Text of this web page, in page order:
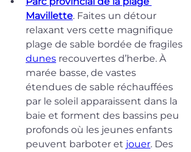
Mavillette. Faites un détour
relaxant vers cette magnifique
plage de sable bordée de fragiles
dunes recouvertes d’herbe. À
marée basse, de vastes
étendues de sable réchauffées
par le soleil apparaissent dans la
baie et forment des bassins peu
profonds où les jeunes enfants
peuvent barboter et jouer. Des